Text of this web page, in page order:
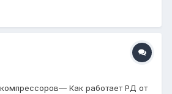
Как работает РД от